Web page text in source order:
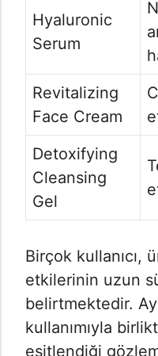
Hyaluronic
Serum
Revitalizing
Face Cream
Detoxifying
Cleansing
Gel
Birçok kullanıcı,
etkilerinin uzun
belirtmektedir.
kullanımıyla
eşitlendiği